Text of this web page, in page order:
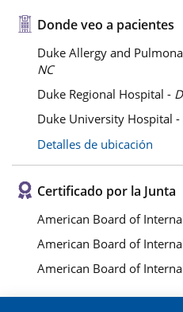
Donde veo a pacientes
Duke Allergy and
NC
Duke Regional Hospital -
Duke University Hospital -
Detalles de ubicación
Certificado por la Junta
American Board of
American Board of
American Board of